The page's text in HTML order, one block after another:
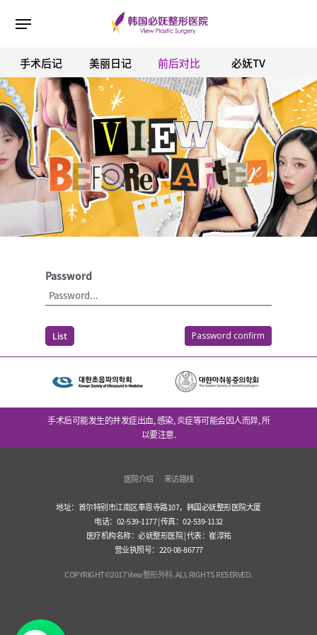
ESC 버튼을 누르면 검색창을 닫을 수 있습니다.
手术后记 美丽日记 前后对比 必妩TV
Password
List Password confirm
手术后可能发生的并发症出血, 感染, 炎症等可能会因人而异, 所
以要注意.
医院介绍 来访路线
地址：首尔特别市江南区奉恩寺路107，韩国必妩整形医院大厦
电话：02-539-1177 | 传真：02-539-1132
医疗机构名称：必妩整形医院 | 代表：崔淳祐
营业执照号：220-08-86777
COPYRIGHT©2017 View整形外科. ALL RIGHTS RESERVED.